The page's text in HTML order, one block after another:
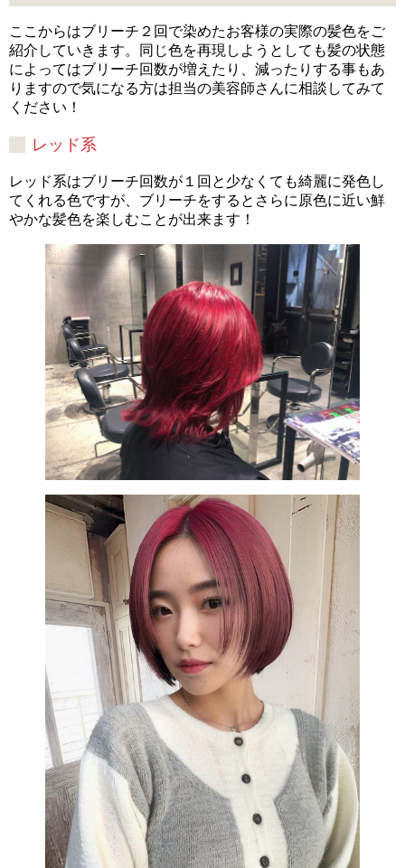
ここからはブリーチ２回で染めたお客様の実際の髪色をご
紹介していきます。同じ色を再現しようとしても髪の状態
によってはブリーチ回数が増えたり、減ったりする事もあ
りますので気になる方は担当の美容師さんに相談してみて
ください！
レッド系
レッド系はブリーチ回数が１回と少なくても綺麗に発色し
てくれる色ですが、ブリーチをするとさらに原色に近い鮮
やかな髪色を楽しむことが出来ます！